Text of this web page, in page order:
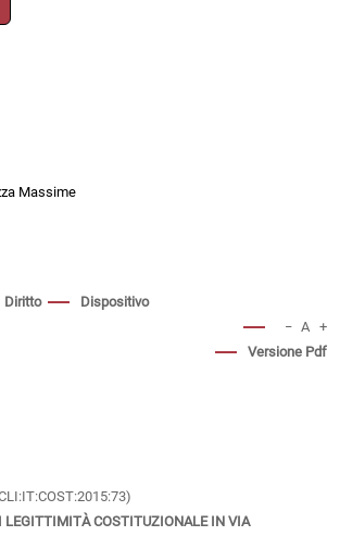
Diritto
Dispositivo
− A +
Versione Pdf
LEGITTIMITÀ COSTITUZIONALE IN VIA